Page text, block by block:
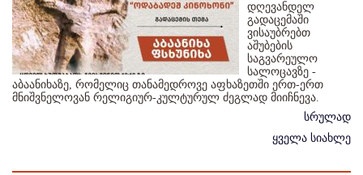
დღევანდელ
გადაცემაში
ვისაუბრებთ
აშუბების
საგვარეულო
სალოცავზე -
აბაანიხაზე, რომელიც თანამედროვე აფხაზეთში ერთ-ერთ
მნიშვნელოვან რელიგიურ-კულტურულ ძეგლად მიიჩნევა.
სრულად
ყველა სიახლე